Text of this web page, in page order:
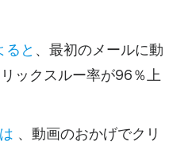
ると 、最初のメールに動
ックスルー率が96％上
、 動画のおかげでクリ